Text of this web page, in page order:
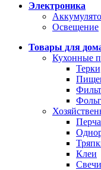
Электроника
Освещение
Товары для
Кухонные
Клеи
Свечи